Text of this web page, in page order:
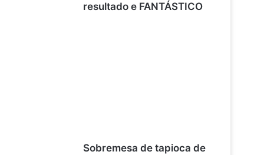
resultado e FANTÁSTICO
Sobremesa de tapioca de